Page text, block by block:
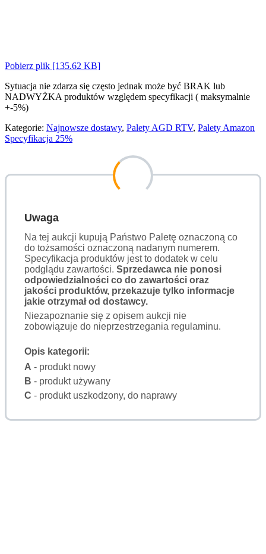
Pobierz plik [135.62 KB]
Sytuacja nie zdarza się często jednak może być BRAK lub
NADWYŻKA produktów względem specyfikacji ( maksymalnie
+-5%)
Kategorie: Najnowsze dostawy, Palety AGD RTV, Palety Amazon
Specyfikacja 25%
Uwaga
Na tej aukcji kupują Państwo Paletę oznaczoną co
do tożsamości oznaczoną nadanym numerem.
Specyfikacja produktów jest to dodatek w celu
podglądu zawartości. Sprzedawca nie ponosi
odpowiedzialności co do zawartości oraz
jakości produktów, przekazuje tylko informacje
jakie otrzymał od dostawcy.
Niezapoznanie się z opisem aukcji nie
zobowiązuje do nieprzestrzegania regulaminu.
Opis kategorii:
A - produkt nowy
B - produkt używany
C - produkt uszkodzony, do naprawy